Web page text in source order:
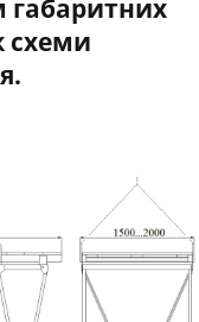
габаритних
схеми